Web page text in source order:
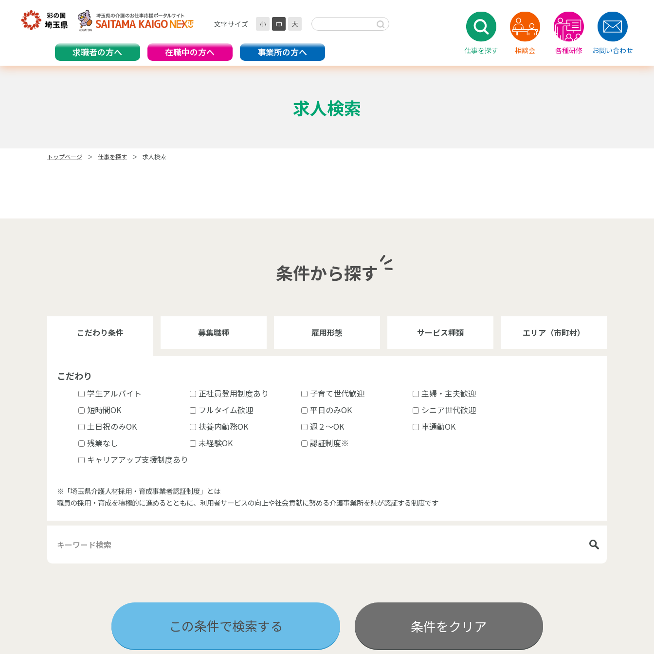
求職者の方へ 在職中の方へ 事業所の方へ 仕事を探す 相談会 各種研修 お問い合わせ
文字サイズ 小 中 大
求人検索
トップページ 仕事を探す 求人検索
条件から探す
こだわり条件 募集職種 雇用形態 サービス種類 エリア（市町村）
こだわり
学生アルバイト 正社員登用制度あり 子育て世代歓迎
主婦・主夫歓迎
短時間OK
フルタイム歓迎 平日のみOK
シニア世代歓迎
土日祝のみOK
扶養内勤務OK 週２～OK
車通勤OK
残業なし
未経験OK
認証制度※
キャリアアップ支援制度あり
※「埼玉県介護人材採用・育成事業者認証制度」とは
職員の採用・育成を積極的に進めるとともに、利用者サービスの向上や社会貢献に努める介護事業所を県が認証する制度です
この条件で検索する 条件をクリア